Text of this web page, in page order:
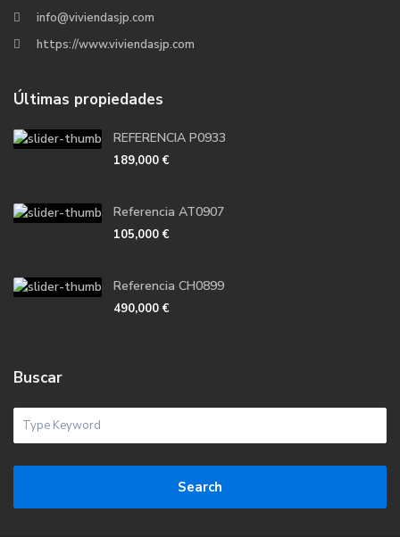
info@viviendasjp.com
https://www.viviendasjp.com
Últimas propiedades
REFERENCIA P0933
189,000 €
Referencia AT0907
105,000 €
Referencia CH0899
490,000 €
Buscar
Search